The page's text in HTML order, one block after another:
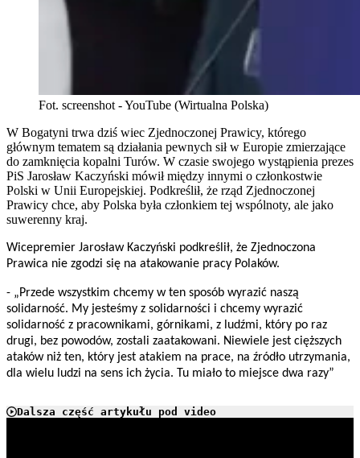
Fot. screenshot - YouTube (Wirtualna Polska)
W Bogatyni trwa dziś wiec Zjednoczonej Prawicy, którego
głównym tematem są działania pewnych sił w Europie zmierzające
do zamknięcia kopalni Turów. W czasie swojego wystąpienia prezes
PiS Jarosław Kaczyński mówił między innymi o członkostwie
Polski w Unii Europejskiej. Podkreślił, że rząd Zjednoczonej
Prawicy chce, aby Polska była członkiem tej wspólnoty, ale jako
suwerenny kraj.
Wicepremier Jarosław Kaczyński podkreślił, że Zjednoczona
Prawica nie zgodzi się na atakowanie pracy Polaków.
- „Przede wszystkim chcemy w ten sposób wyrazić naszą
solidarność. My jesteśmy z solidarności i chcemy wyrazić
solidarność z pracownikami, górnikami, z ludźmi, który po raz
drugi, bez powodów, zostali zaatakowani. Niewiele jest cięższych
ataków niż ten, który jest atakiem na prace, na źródło utrzymania,
dla wielu ludzi na sens ich życia. Tu miało to miejsce dwa razy”
Dalsza część artykułu pod video